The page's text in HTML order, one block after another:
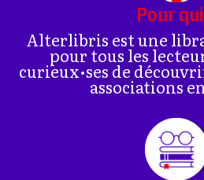
Pour
Alterlibris est une
pour tous les
curieux•ses de
associations